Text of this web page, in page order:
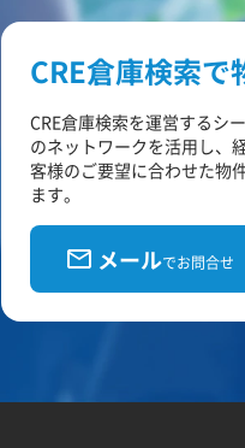
CRE倉庫検索
CRE倉庫検索を運営するシ
のネットワークを活用し、
客様のご要望に合わせた物
ます。
メールでお問合せ